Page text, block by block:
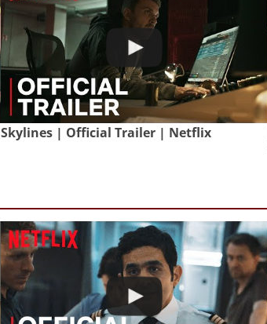
Skylines | Official Trailer | Netflix